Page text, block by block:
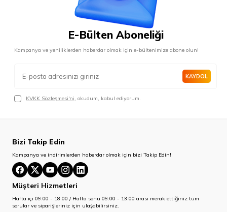
E-Bülten Aboneliği
Kampanya ve yeniliklerden haberdar olmak için e-bültenimize abone olun!
KAYDOL
KVKK Sözleşmesi'ni, okudum, kabul ediyorum.
Bizi Takip Edin
Kampanya ve indirimlerden haberdar olmak için bizi Takip Edin!
Müşteri Hizmetleri
Hafta içi 09:00 - 18:00 / Hafta sonu 09:00 - 13:00 arası merak ettiğiniz tüm
sorular ve siparişleriniz için ulaşabilirsiniz.